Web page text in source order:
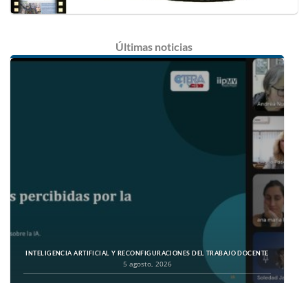
Últimas noticias
INTELIGENCIA ARTIFICIAL Y RECONFIGURACIONES DEL TRABAJO DOCENTE
5 agosto, 2026